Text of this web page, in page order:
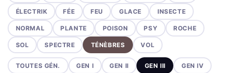
ÉLECTRIK FÉE FEU GLACE INSECTE
NORMAL PLANTE POISON PSY ROCHE
SOL SPECTRE TÉNÈBRES VOL
TOUTES GÉN. GEN I GEN II GEN III GEN IV